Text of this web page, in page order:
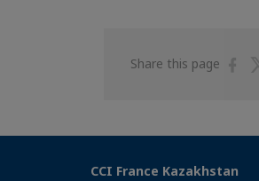
Share this page
CCI France Kazakhstan